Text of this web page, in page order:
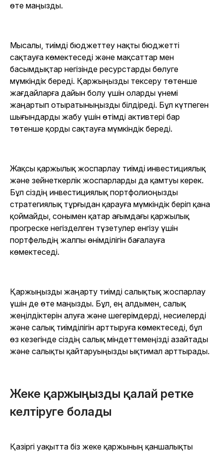
өте маңызды.
Мысалы, тиімді бюджеттеу нақты бюджетті
сақтауға көмектеседі және мақсаттар мен
басымдықтар негізінде ресурстарды бөлуге
мүмкіндік береді. Қаржыңызды тексеру төтенше
жағдайларға дайын болу үшін оларды үнемі
жаңартып отыратыныңызды білдіреді. Бұл күтпеген
шығындарды жабу үшін өтімді активтері бар
төтенше қорды сақтауға мүмкіндік береді.
Жақсы қаржылық жоспарлау тиімді инвестициялық
және зейнеткерлік жоспарларды да қамтуы керек.
Бұл сіздің инвестициялық портфолиоңызды
стратегиялық тұрғыдан қарауға мүмкіндік беріп қана
қоймайды, сонымен қатар ағымдағы қаржылық
прогреске негізделген түзетулер енгізу үшін
портфельдің жалпы өнімділігін бағалауға
көмектеседі.
Қаржыңызды жаңарту тиімді салықтық жоспарлау
үшін де өте маңызды. Бұл, ең алдымен, салық
жеңілдіктерін алуға және шегерімдерді, несиелерді
және салық тиімділігін арттыруға көмектеседі, бұл
өз кезегінде сіздің салық міндеттемеңізді азайтады
және салықты қайтаруыңызды ықтимал арттырады.
Жеке қаржыңызды қалай ретке
келтіруге болады
Қазіргі уақытта біз жеке қаржының қаншалықты